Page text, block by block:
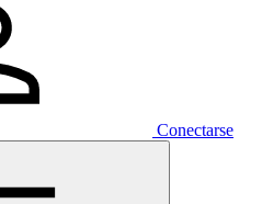
Conectarse